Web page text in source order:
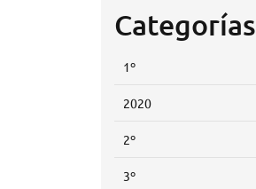
Categorías
1º
2020
2º
3º